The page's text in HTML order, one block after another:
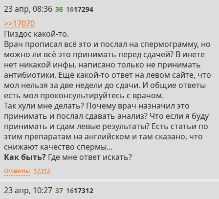
36
23 апр, 08:36 36 1617294
>>17070
Пиздос какой-то.
Врач прописал всё это и послал на спермограмму, но
можно ли всё это принимать перед сдачей? В инете
нет никакой инфы, написано только не принимать
антибиотики. Ещё какой-то ответ на левом сайте, что
мол нельзя за две недели до сдачи. И общие ответы
есть мол проконсультируйтесь с врачом.
Так хули мне делать? Почему врач назначил это
принимать и послал сдавать анализ? Что если я буду
принимать и сдам левые результаты? Есть статьи по
этим препаратам на английском и там сказано, что
снижают качество спермы...
Как быть? Где мне ответ искать?
Ответы 17312
37
23 апр, 10:27 37 1617312